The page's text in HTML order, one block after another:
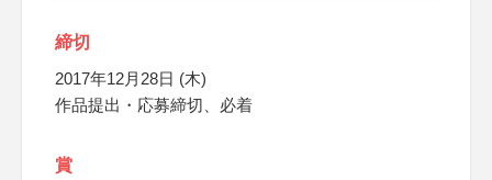
締切
2017年12月28日 (木)
作品提出・応募締切、必着
賞